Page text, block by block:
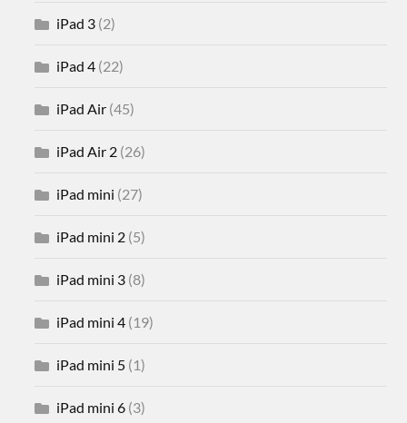
iPad 3 (2)
iPad 4 (22)
iPad Air (45)
iPad Air 2 (26)
iPad mini (27)
iPad mini 2 (5)
iPad mini 3 (8)
iPad mini 4 (19)
iPad mini 5 (1)
iPad mini 6 (3)